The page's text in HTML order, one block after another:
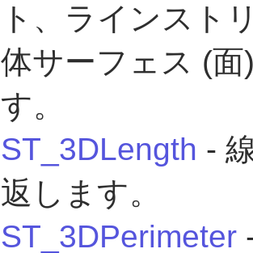
ト、ラインスト
体サーフェス (
す。
ST_3DLength -
返します。
ST_3DPerimeter